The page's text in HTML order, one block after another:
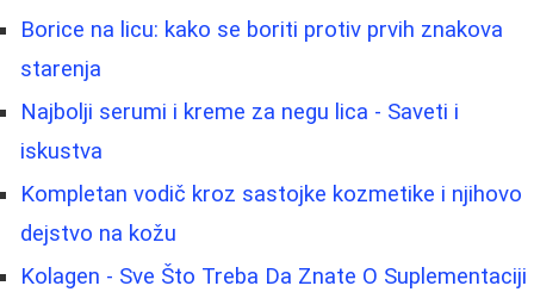
Borice na licu: kako se boriti protiv prvih znakova
starenja
Najbolji serumi i kreme za negu lica - Saveti i
iskustva
Kompletan vodič kroz sastojke kozmetike i njihovo
dejstvo na kožu
Kolagen - Sve Što Treba Da Znate O Suplementaciji